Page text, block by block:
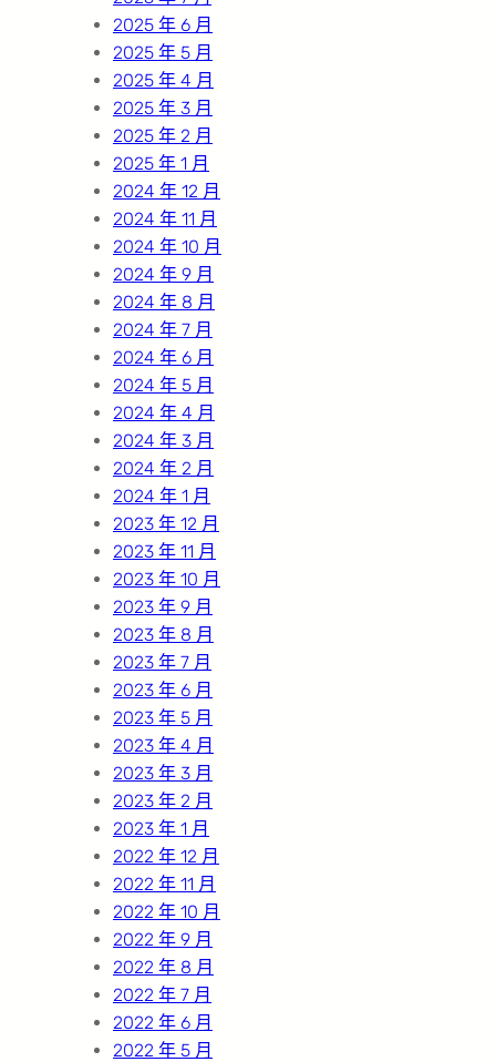
2025 年 6 月
2025 年 5 月
2025 年 4 月
2025 年 3 月
2025 年 2 月
2025 年 1 月
2024 年 12 月
2024 年 11 月
2024 年 10 月
2024 年 9 月
2024 年 8 月
2024 年 7 月
2024 年 6 月
2024 年 5 月
2024 年 4 月
2024 年 3 月
2024 年 2 月
2024 年 1 月
2023 年 12 月
2023 年 11 月
2023 年 10 月
2023 年 9 月
2023 年 8 月
2023 年 7 月
2023 年 6 月
2023 年 5 月
2023 年 4 月
2023 年 3 月
2023 年 2 月
2023 年 1 月
2022 年 12 月
2022 年 11 月
2022 年 10 月
2022 年 9 月
2022 年 8 月
2022 年 7 月
2022 年 6 月
2022 年 5 月